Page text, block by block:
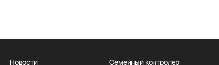
Новости
Семейный контролер